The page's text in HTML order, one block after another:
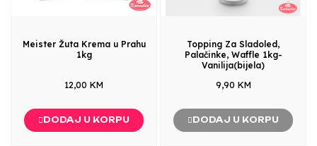
Meister Žuta Krema u Prahu
1kg
12,00 KM
DODAJ U KORPU
Topping Za Sladoled,
Palačinke, Waffle 1kg-
Vanilija(bijela)
9,90 KM
DODAJ U KORPU